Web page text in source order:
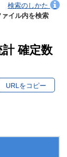
検索のしかた
イル内を検索
計 確定数
URLをコピー